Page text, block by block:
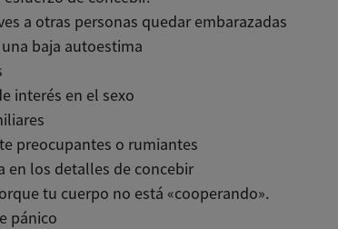
a otras personas quedar embarazadas
baja autoestima
interés en el sexo
preocupantes o rumiantes
en los detalles de concebir
tu cuerpo no está «cooperando».
pánico